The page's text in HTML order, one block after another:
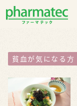
貧血が気になる方